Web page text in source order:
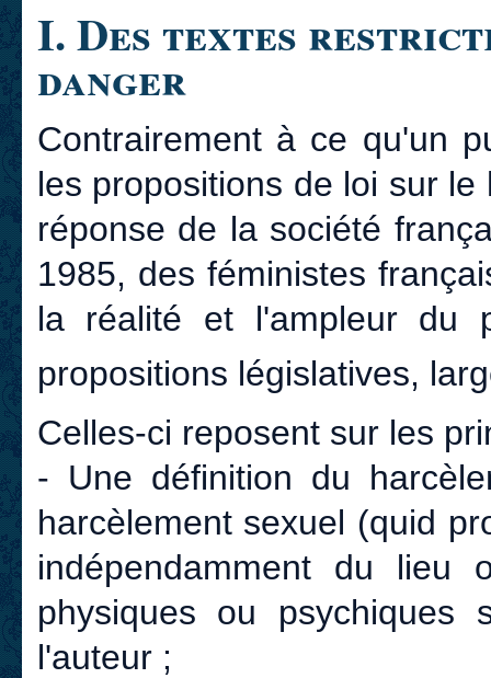
I. Des textes
danger
Contrairement à ce qu'un
les propositions de loi sur
réponse de la société
1985, des féministes
la réalité et l'ampleur du
propositions législatives,
Celles-ci reposent sur les
- Une définition du
harcèlement sexuel (quid
indépendamment du lieu
physiques ou
l'auteur ;